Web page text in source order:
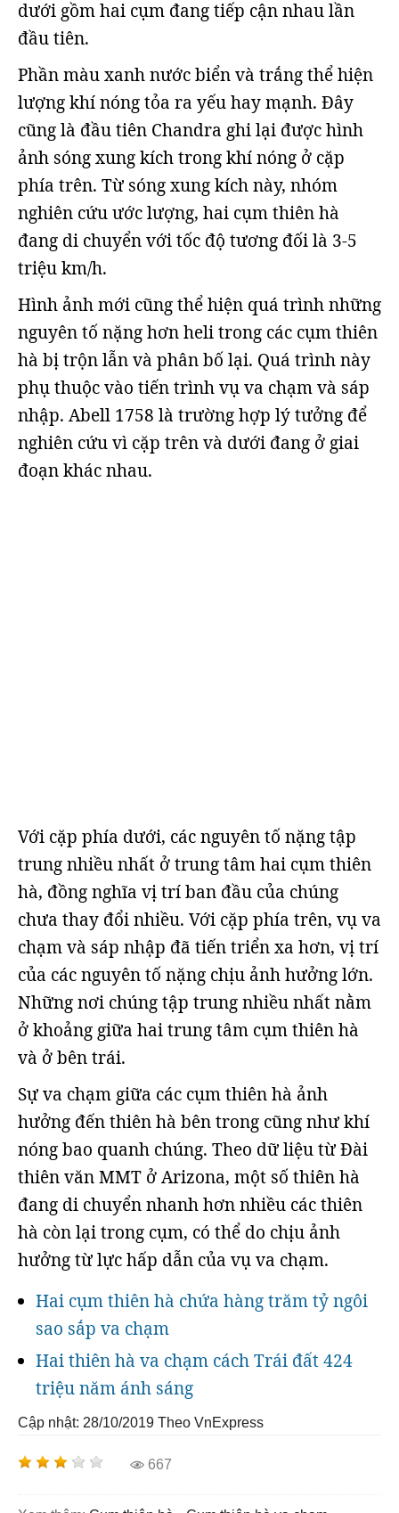
dưới gồm hai cụm đang tiếp cận nhau lần
đầu tiên.
Phần màu xanh nước biển và trắng thể hiện
lượng khí nóng tỏa ra yếu hay mạnh. Đây
cũng là đầu tiên Chandra ghi lại được hình
ảnh sóng xung kích trong khí nóng ở cặp
phía trên. Từ sóng xung kích này, nhóm
nghiên cứu ước lượng, hai cụm thiên hà
đang di chuyển với tốc độ tương đối là 3-5
triệu km/h.
Hình ảnh mới cũng thể hiện quá trình những
nguyên tố nặng hơn heli trong các cụm thiên
hà bị trộn lẫn và phân bố lại. Quá trình này
phụ thuộc vào tiến trình vụ va chạm và sáp
nhập. Abell 1758 là trường hợp lý tưởng để
nghiên cứu vì cặp trên và dưới đang ở giai
đoạn khác nhau.
Với cặp phía dưới, các nguyên tố nặng tập
trung nhiều nhất ở trung tâm hai cụm thiên
hà, đồng nghĩa vị trí ban đầu của chúng
chưa thay đổi nhiều. Với cặp phía trên, vụ va
chạm và sáp nhập đã tiến triển xa hơn, vị trí
của các nguyên tố nặng chịu ảnh hưởng lớn.
Những nơi chúng tập trung nhiều nhất nằm
ở khoảng giữa hai trung tâm cụm thiên hà
và ở bên trái.
Sự va chạm giữa các cụm thiên hà ảnh
hưởng đến thiên hà bên trong cũng như khí
nóng bao quanh chúng. Theo dữ liệu từ Đài
thiên văn MMT ở Arizona, một số thiên hà
đang di chuyển nhanh hơn nhiều các thiên
hà còn lại trong cụm, có thể do chịu ảnh
hưởng từ lực hấp dẫn của vụ va chạm.
Hai cụm thiên hà chứa hàng trăm tỷ ngôi
sao sắp va chạm
Hai thiên hà va chạm cách Trái đất 424
triệu năm ánh sáng
Cập nhật: 28/10/2019 Theo VnExpress
667